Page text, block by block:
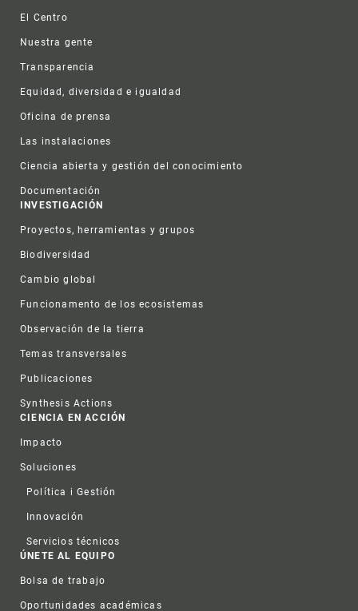
El Centro
Nuestra gente
Transparencia
Equidad, diversidad e igualdad
Oficina de prensa
Las instalaciones
Ciencia abierta y gestión del conocimiento
Documentación
INVESTIGACIÓN
Proyectos, herramientas y grupos
Biodiversidad
Cambio global
Funcionamento de los ecosistemas
Observación de la tierra
Temas transversales
Publicaciones
Synthesis Actions
CIENCIA EN ACCIÓN
Impacto
Soluciones
Política i Gestión
Innovación
Servicios técnicos
ÚNETE AL EQUIPO
Bolsa de trabajo
Oportunidades académicas